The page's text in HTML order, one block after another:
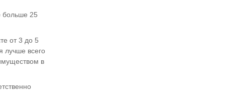
больше 25
от 3 до 5
лучше всего
в